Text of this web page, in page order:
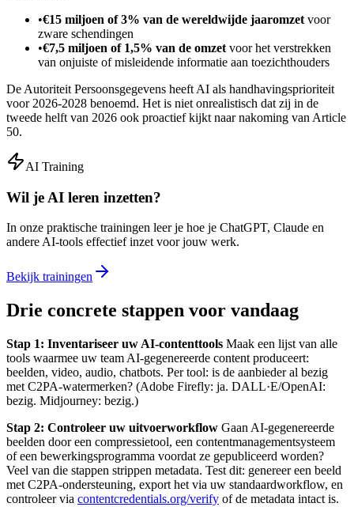
•€15 miljoen of 3% van de wereldwijde jaaromzet voor
zware schendingen
•€7,5 miljoen of 1,5% van de omzet voor het verstrekken
van onjuiste of misleidende informatie aan toezichthouders
De Autoriteit Persoonsgegevens heeft AI als handhavingsprioriteit
voor 2026-2028 benoemd. Het is niet onrealistisch dat zij in de
tweede helft van 2026 ook proactief kijkt naar nakoming van Article
50.
AI Training
Wil je AI leren inzetten?
In onze praktische trainingen leer je hoe je ChatGPT, Claude en
andere AI-tools effectief inzet voor jouw werk.
Bekijk trainingen
Drie concrete stappen voor vandaag
Stap 1: Inventariseer uw AI-contenttools Maak een lijst van alle
tools waarmee uw team AI-gegenereerde content produceert:
beelden, video, audio, chatbots. Per tool: is de aanbieder al bezig
met C2PA-watermerken? (Adobe Firefly: ja. DALL·E/OpenAI:
bezig. Midjourney: bezig.)
Stap 2: Controleer uw uitvoerworkflow Gaan AI-gegenereerde
beelden door een compressietool, een contentmanagement­systeem
of een bewerkingsprogramma voordat ze gepubliceerd worden?
Veel van die stappen strippen metadata. Test dit: genereer een beeld
met C2PA-ondersteuning, export het via uw standaardworkflow, en
controleer via contentcredentials.org/verify of de metadata intact is.